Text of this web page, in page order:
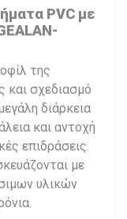
PVC με
της
και σχεδιασμό
διάρκεια
και αντοχή
επιδράσεις.
με
υλικών